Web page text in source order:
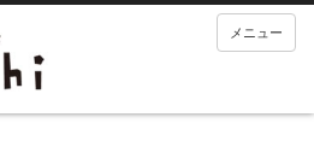
メニュー